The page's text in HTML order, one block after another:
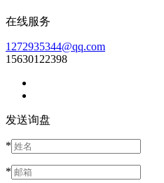
在线服务
1272935344@qq.com
15630122398
发送询盘
*
*